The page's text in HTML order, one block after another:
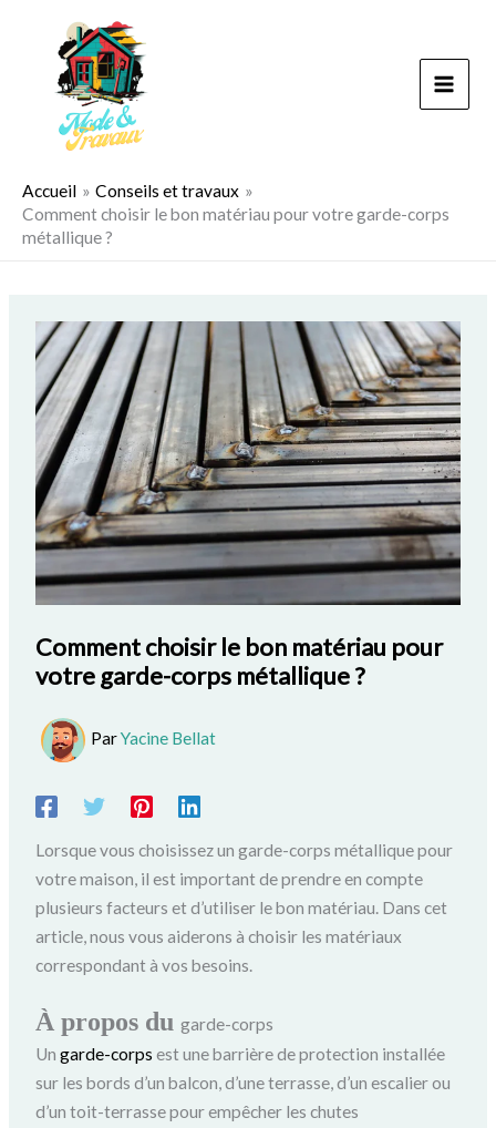
Accueil
Conseils et travaux
Comment choisir le bon matériau pour votre garde-corps
métallique ?
Comment choisir le bon matériau pour
votre garde-corps métallique ?
ParYacine Bellat
Lorsque vous choisissez un garde-corps métallique pour
votre maison, il est important de prendre en compte
plusieurs facteurs et d’utiliser le bon matériau. Dans cet
article, nous vous aiderons à choisir les matériaux
correspondant à vos besoins.
À propos dugarde-corps
Ungarde-corpsest une barrière de protection installée
sur les bords d’un balcon, d’une terrasse, d’un escalier ou
d’un toit-terrasse pour empêcher les chutes